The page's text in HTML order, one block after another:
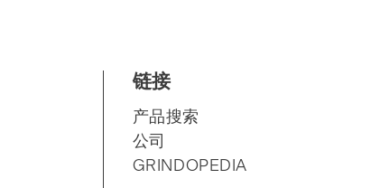
链接
SKIP
NAVIGATION
产品搜索
公司
GRINDOPEDIA